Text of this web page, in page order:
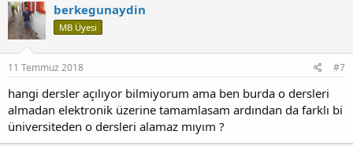
berkegunaydin
MB Üyesi
11 Temmuz 2018 #7
hangi dersler açılıyor bilmiyorum ama ben burda o dersleri
almadan elektronik üzerine tamamlasam ardından da farklı bi
üniversiteden o dersleri alamaz mıyım ?